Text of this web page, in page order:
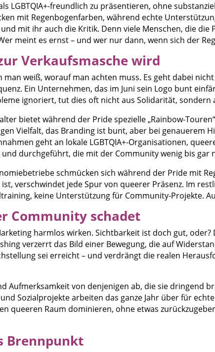
LGBTQIA+-freundlich zu präsentieren, ohne
mit Regenbogenfarben, während echte
mit ihr auch die Kritik. Denn viele Menschen, die
meint es ernst – und wer nur dann, wenn sich der
Verkaufsmasche wird
weiß, worauf man achten muss. Es geht dabei
Ein Unternehmen, das im Juni sein Logo bunt
ignoriert, tut dies oft nicht aus Solidarität, sondern
bietet während der Pride spezielle „Rainbow-
Vielfalt, das Branding ist bunt, aber bei genauerem
geht an lokale LGBTQIA+-Organisationen,
durchgeführt, die mit der Community wenig bis gar
schmücken sich während der Pride mit
verschwindet jede Spur von queerer Präsenz. Im
keine Unterstützung für Community-Projekte.
Community schadet
harmlos wirken. Sichtbarkeit ist doch gut,
verzerrt das Bild einer Bewegung, die auf
sei erreicht – und verdrängt die realen
Aufmerksamkeit von denjenigen ab, die sie dringend
Sozialprojekte arbeiten das ganze Jahr über für
queeren Raum dominieren, ohne etwas
Brennpunkt